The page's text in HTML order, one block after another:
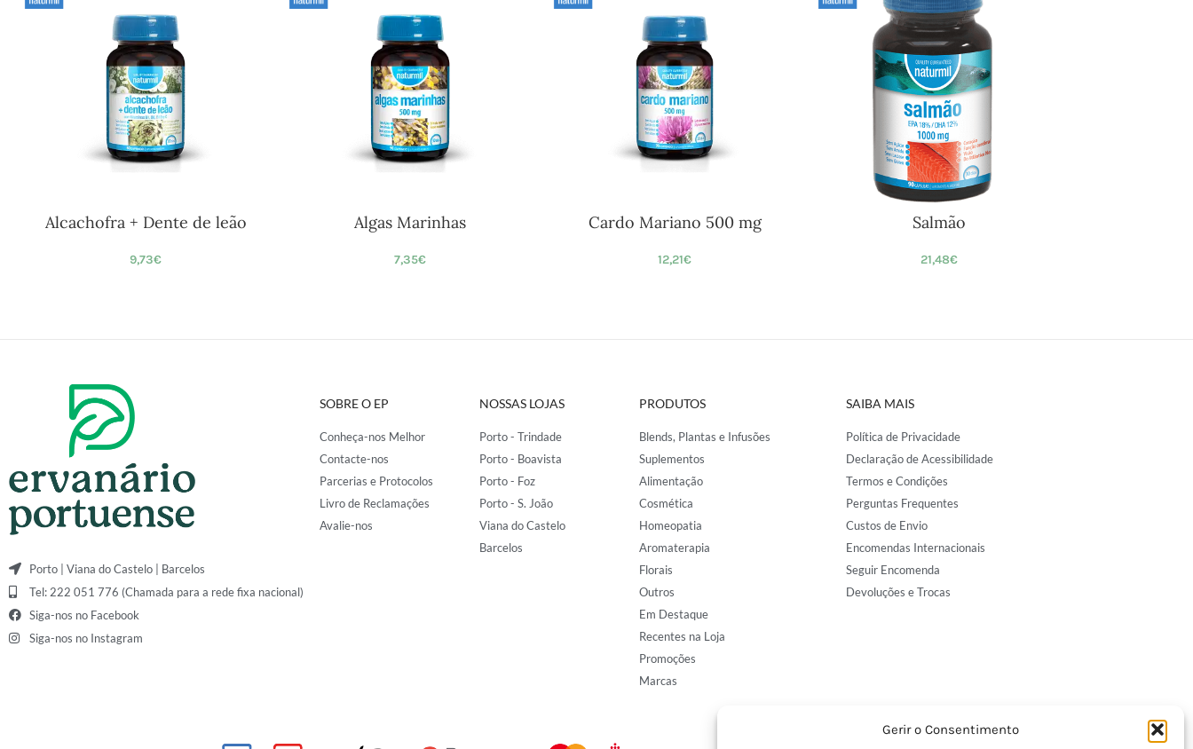
Gerir o Consentimento
Alcachofra + Dente de leão
9,73€
Algas Marinhas
7,35€
Cardo Mariano 500 mg
12,21€
Salmão
21,48€
Porto | Viana do Castelo | Barcelos
Tel: 222 051 776 (Chamada para a rede fixa nacional)
Siga-nos no Facebook
Siga-nos no Instagram
SOBRE O EP
Conheça-nos Melhor
Contacte-nos
Parcerias e Protocolos
Livro de Reclamações
Avalie-nos
NOSSAS LOJAS
Porto - Trindade
Porto - Boavista
Porto - Foz
Porto - S. João
Viana do Castelo
Barcelos
PRODUTOS
Blends, Plantas e Infusões
Suplementos
Alimentação
Cosmética
Homeopatia
Aromaterapia
Florais
Outros
Em Destaque
Recentes na Loja
Promoções
Marcas
SAIBA MAIS
Política de Privacidade
Declaração de Acessibilidade
Termos e Condições
Perguntas Frequentes
Custos de Envio
Encomendas Internacionais
Seguir Encomenda
Devoluções e Trocas